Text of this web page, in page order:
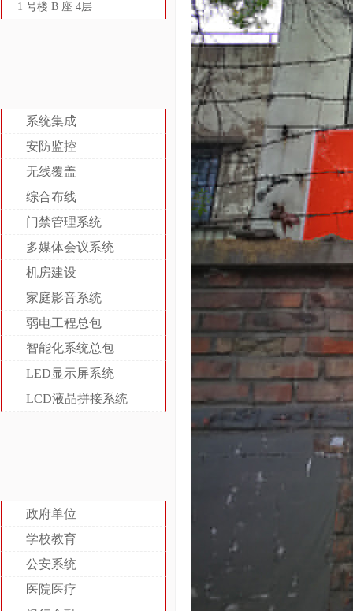
1 号楼 B 座 4层
系统集成
安防监控
无线覆盖
综合布线
门禁管理系统
多媒体会议系统
机房建设
家庭影音系统
弱电工程总包
智能化系统总包
LED显示屏系统
LCD液晶拼接系统
政府单位
学校教育
公安系统
医院医疗